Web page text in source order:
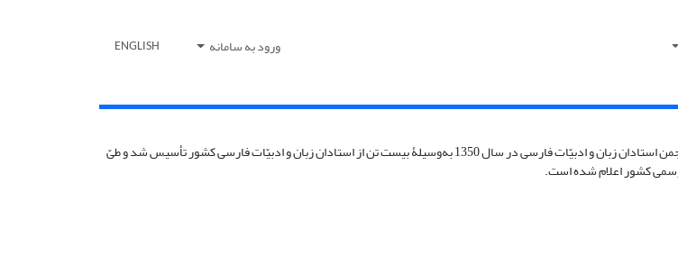
ورود به سامانه ENGLISH
با همکاری انجمن ترویج زبان و ادب فارسی ایران (با رتبۀ ج) منتشر می‌شود. انجمن استادان زبان و ادبیّات فارسی در سال 1350 به‌وسیلۀ بیست تن از استادان زبان و ادبیّات فارسی کشور تأسیس شد و طیّ